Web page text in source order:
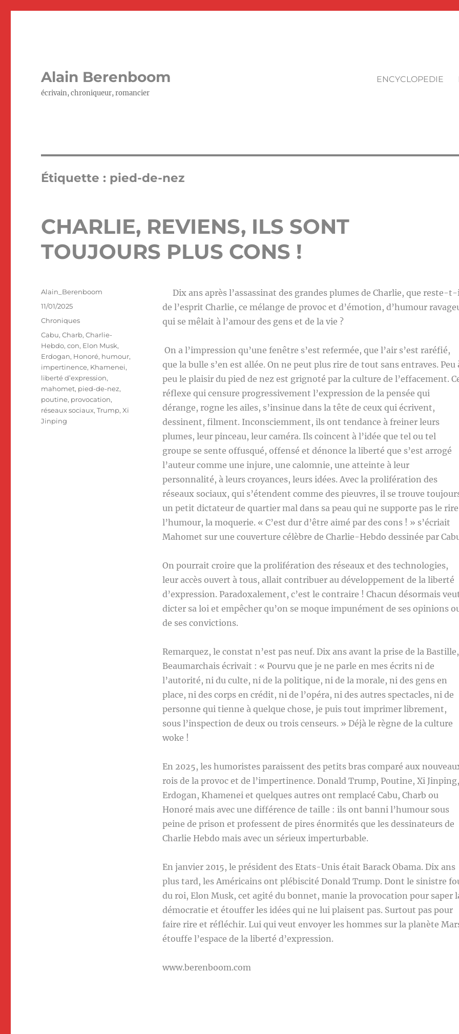
Alain Berenboom
écrivain, chroniqueur, romancier
ENCYCLOPEDIE
Étiquette : pied-de-nez
CHARLIE, REVIENS, ILS SONT
TOUJOURS PLUS CONS !
Dix ans après l’assassinat des grandes plumes de Charlie, que reste-
de l’esprit Charlie, ce mélange de provoc et d’émotion, d’humour
qui se mêlait à l’amour des gens et de la vie ?
On a l’impression qu’une fenêtre s’est refermée, que l’air s’est raréfié,
que la bulle s’en est allée. On ne peut plus rire de tout sans entraves. Peu
peu le plaisir du pied de nez est grignoté par la culture de l’effacement.
réflexe qui censure progressivement l’expression de la pensée qui
dérange, rogne les ailes, s’insinue dans la tête de ceux qui écrivent,
dessinent, filment. Inconsciemment, ils ont tendance à freiner leurs
plumes, leur pinceau, leur caméra. Ils coincent à l’idée que tel ou tel
groupe se sente offusqué, offensé et dénonce la liberté que s’est arrogé
l’auteur comme une injure, une calomnie, une atteinte à leur
personnalité, à leurs croyances, leurs idées. Avec la prolifération des
réseaux sociaux, qui s’étendent comme des pieuvres, il se trouve
un petit dictateur de quartier mal dans sa peau qui ne supporte pas le
l’humour, la moquerie. « C’est dur d’être aimé par des cons ! » s’écriait
Mahomet sur une couverture célèbre de Charlie-Hebdo dessinée par
On pourrait croire que la prolifération des réseaux et des technologies,
leur accès ouvert à tous, allait contribuer au développement de la liberté
d’expression. Paradoxalement, c’est le contraire ! Chacun désormais
dicter sa loi et empêcher qu’on se moque impunément de ses opinions
de ses convictions.
Remarquez, le constat n’est pas neuf. Dix ans avant la prise de la Bastille,
Beaumarchais écrivait : « Pourvu que je ne parle en mes écrits ni de
l’autorité, ni du culte, ni de la politique, ni de la morale, ni des gens en
place, ni des corps en crédit, ni de l’opéra, ni des autres spectacles, ni de
personne qui tienne à quelque chose, je puis tout imprimer librement,
sous l’inspection de deux ou trois censeurs. » Déjà le règne de la culture
woke !
En 2025, les humoristes paraissent des petits bras comparé aux
rois de la provoc et de l’impertinence. Donald Trump, Poutine, Xi Jinping,
Erdogan, Khamenei et quelques autres ont remplacé Cabu, Charb ou
Honoré mais avec une différence de taille : ils ont banni l’humour sous
peine de prison et professent de pires énormités que les dessinateurs de
Charlie Hebdo mais avec un sérieux imperturbable.
En janvier 2015, le président des Etats-Unis était Barack Obama. Dix ans
plus tard, les Américains ont plébiscité Donald Trump. Dont le sinistre
du roi, Elon Musk, cet agité du bonnet, manie la provocation pour saper
démocratie et étouffer les idées qui ne lui plaisent pas. Surtout pas pour
faire rire et réfléchir. Lui qui veut envoyer les hommes sur la planète
étouffe l’espace de la liberté d’expression.
www.berenboom.com
Auteur
Alain_Berenboom
Publié
le
11/01/2025
Catégories
Chroniques
Étiquettes
Cabu,Charb,Charlie-
Hebdo,con, Elon Musk,
Erdogan, Honoré, humour,
impertinence, Khamenei,
liberté d’expression,
mahomet, pied-de-nez,
poutine, provocation,
réseaux sociaux,Trump,Xi
Jinping